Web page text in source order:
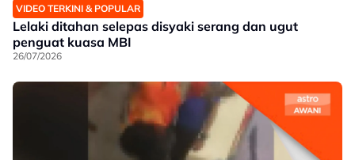
VIDEO TERKINI & POPULAR
Lelaki ditahan selepas disyaki serang dan ugut
penguat kuasa MBI
26/07/2026